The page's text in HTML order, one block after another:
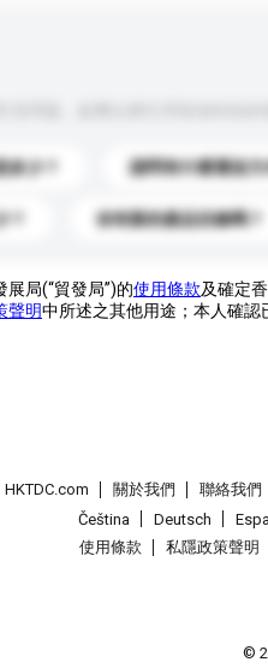
少？ 請問有什麼運送方
你有新的產品目錄嗎？
局(“貿發局”)的使用條款及確定
聲明中所述之其他用途；本人確認
HKTDC.com 關於我們 聯絡我們
Čeština
Deutsch
使用條款
私隱政策聲明
©